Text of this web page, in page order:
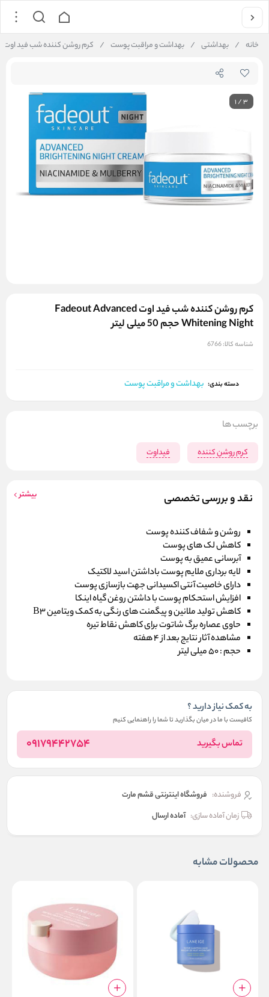
خانه / بهداشتی / بهداشت و مراقبت پوست / کرم روشن کننده شب فید اوت Fadeout Advanced Whitening Night حجم 50 میلی لیتر
1/3
کرم روشن کننده شب فید اوت Fadeout Advanced
Whitening Night حجم 50 میلی لیتر
شناسه کالا:6766
دسته بندی: بهداشت و مراقبت پوست
نقد و بررسی تخصصی بیشتر
روشن و شفاف کننده پوست
کاهش لک های پوست
آبرسانی عمیق به پوست
لایه برداری ملایم پوست باداشتن اسید لاکتیک
دارای خاصیت آنتی اکسیدانی جهت بازسازی پوست
افزایش استحکام پوست با داشتن روغن گیاه اینکا
کاهش تولید ملانین و پیگمنت های رنگی به کمک ویتامین B3
حاوی عصاره برگ شاتوت برای کاهش نقاط تیره
مشاهده آثار نتایج بعد از 4 هفته
حجم : 50 میلی لیتر
به کمک نیاز دارید ؟
کافیست با ما در میان بگذارید تا شما را راهنمایی کنیم
تماس بگیرید 09179442754
فروشنده: فروشگاه اینترنتی قشم مارت
زمان آماده سازی: آماده ارسال
برچسب ها
کرم روشن کننده فیداوت
محصولات مشابه